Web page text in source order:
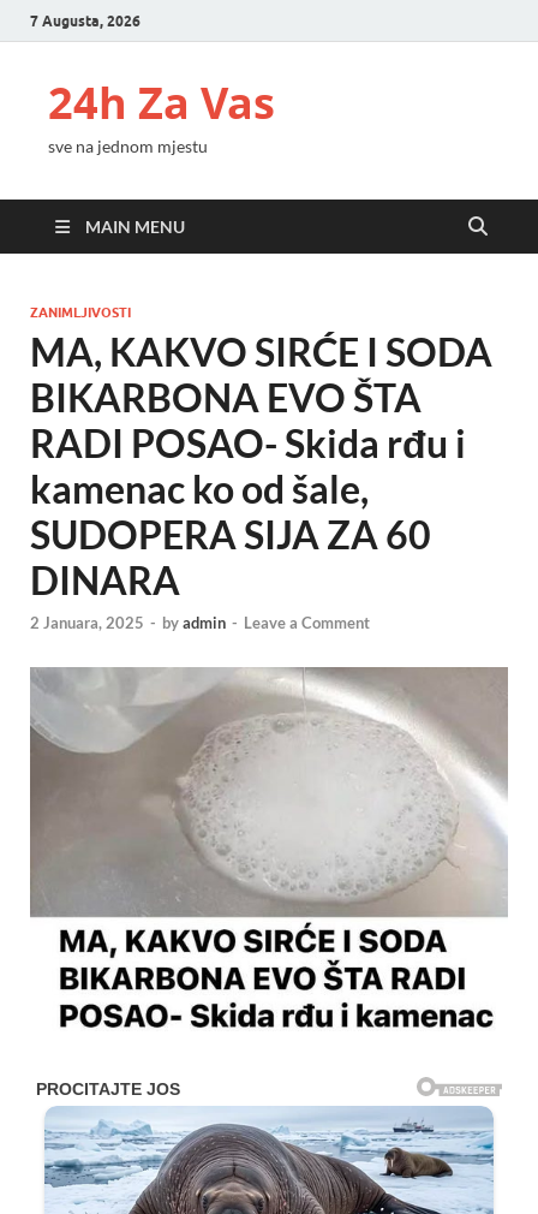
7 Augusta, 2026
24h Za Vas
sve na jednom mjestu
MAIN MENU
ZANIMLJIVOSTI
MA, KAKVO SIRĆE I SODA
BIKARBONA EVO ŠTA
RADI POSAO- Skida rđu i
kamenac ko od šale,
SUDOPERA SIJA ZA 60
DINARA
2 Januara, 2025 - byadmin - Leave a Comment